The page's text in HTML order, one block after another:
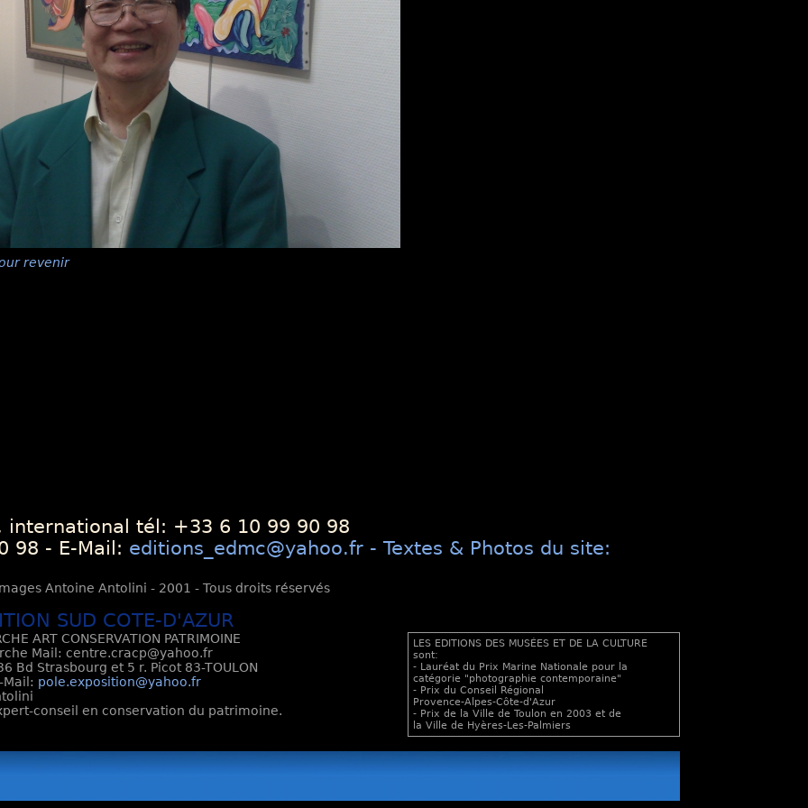
revenir
international tél: +33 6 10 99 90 98
98 - E-Mail: editions_edmc@yahoo.fr - Textes & Photos du site:
Antoine Antolini - 2001 - Tous droits réservés
SUD COTE-D'AZUR
ART CONSERVATION PATRIMOINE
Mail: centre.cracp@yahoo.fr
Bd Strasbourg et 5 r. Picot 83-TOULON
pole.exposition@yahoo.fr
conseil en conservation du patrimoine.
LES EDITIONS DES MUSÉES ET DE LA CULTURE
sont:
- Lauréat du Prix Marine Nationale pour la
catégorie "photographie contemporaine"
- Prix du Conseil Régional
Provence-Alpes-Côte-d'Azur
- Prix de la Ville de Toulon en 2003 et de
la Ville de Hyères-Les-Palmiers